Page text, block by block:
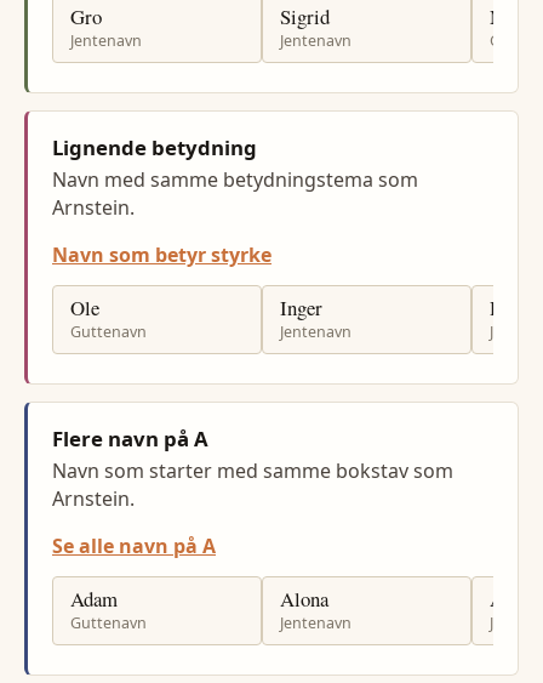
Gro
Jentenavn
Sigrid
Jentenavn
Magne
Lignende betydning
Navn med samme betydningstema som
Arnstein.
Navn som betyr styrke
Ole
Guttenavn
Inger
Jentenavn
Hilde
Flere navn på A
Navn som starter med samme bokstav som
Arnstein.
Se alle navn på A
Adam
Guttenavn
Alona
Jentenavn